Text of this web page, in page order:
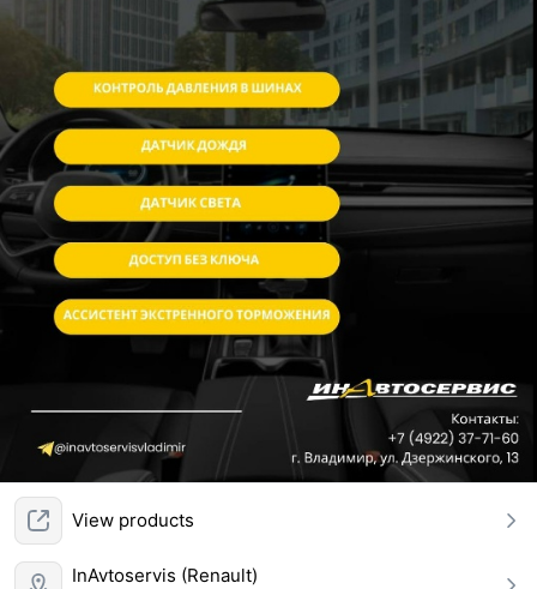
View products
InAvtoservis (Renault)